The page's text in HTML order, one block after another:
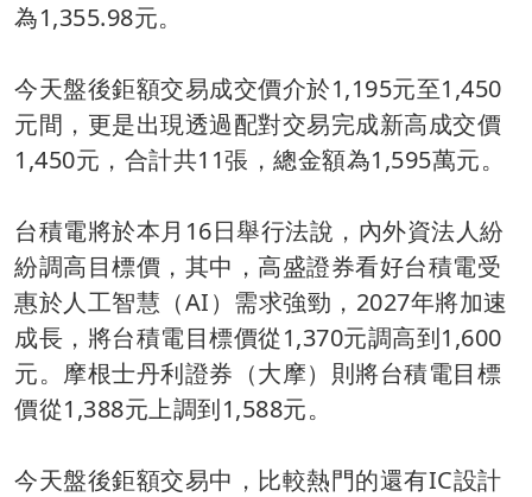
為1,355.98元。
今天盤後鉅額交易成交價介於1,195元至1,450
元間，更是出現透過配對交易完成新高成交價
1,450元，合計共11張，總金額為1,595萬元。
台積電將於本月16日舉行法說，內外資法人紛
紛調高目標價，其中，高盛證券看好台積電受
惠於人工智慧（AI）需求強勁，2027年將加速
成長，將台積電目標價從1,370元調高到1,600
元。摩根士丹利證券（大摩）則將台積電目標
價從1,388元上調到1,588元。
今天盤後鉅額交易中，比較熱門的還有IC設計